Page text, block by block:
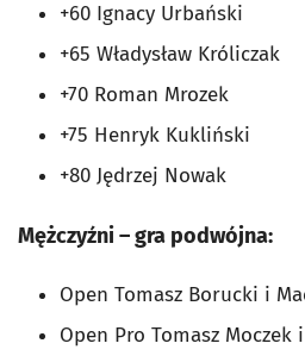
+60 Ignacy Urbański
+65 Władysław Króliczak
+70 Roman Mrozek
+75 Henryk Kukliński
+80 Jędrzej Nowak
Mężczyźni – gra podwójna:
Open Tomasz Borucki i
Open Pro Tomasz Moczek